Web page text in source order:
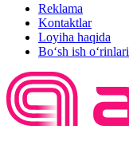
Reklama
Kontaktlar
Loyiha haqida
Bo‘sh ish o‘rinlari